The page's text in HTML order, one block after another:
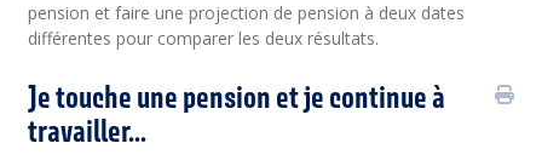
pension et faire une projection de pension à deux dates
différentes pour comparer les deux résultats.
Je touche une pension et je continue à
travailler...